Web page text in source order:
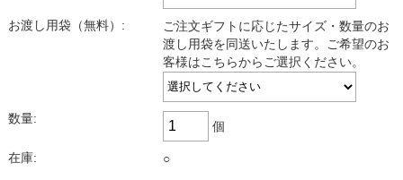
お渡し用袋（無料）:
ご注文ギフトに応じたサイズ・数量のお
渡し用袋を同送いたします。ご希望のお
客様はこちらからご選択ください。
数量:
個
在庫: ○